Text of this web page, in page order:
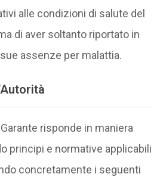
alle condizioni di salute del
di aver soltanto riportato in
assenze per malattia.
risponde in maniera
principi e normative applicabili
concretamente i seguenti